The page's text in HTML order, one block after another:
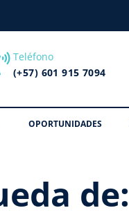
Teléfono
(+57) 601 915 7094
OPORTUNIDADES
de: